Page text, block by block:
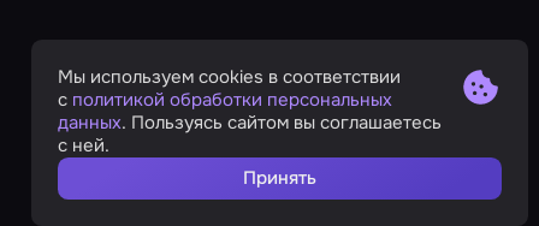
Мы используем cookies в соответствии
с политикой обработки персональных
данных. Пользуясь сайтом вы соглашаетесь
с ней.
Принять